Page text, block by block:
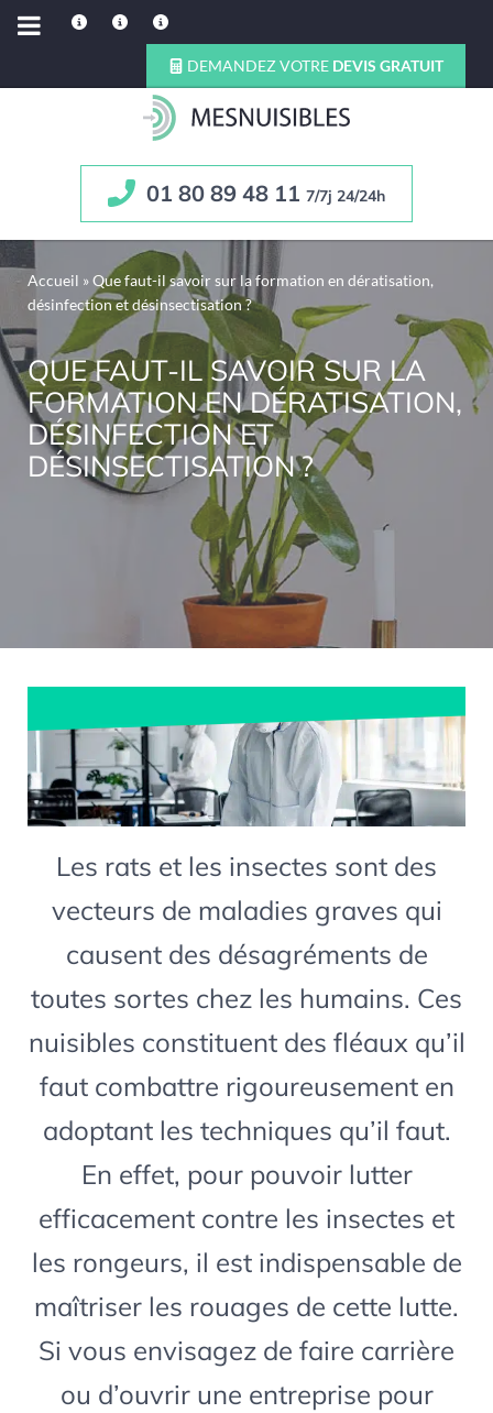
DEMANDEZ VOTRE DEVIS GRATUIT
01 80 89 48 11 7/7j 24/24h
Accueil »Que faut-il savoir sur la formation en dératisation,
désinfection et désinsectisation ?
QUE FAUT-IL SAVOIR SUR LA
FORMATION EN DÉRATISATION,
DÉSINFECTION ET
DÉSINSECTISATION ?
Les rats et les insectes sont des
vecteurs de maladies graves qui
causent des désagréments de
toutes sortes chez les humains. Ces
nuisibles constituent des fléaux qu’il
faut combattre rigoureusement en
adoptant les techniques qu’il faut.
En effet, pour pouvoir lutter
efficacement contre les insectes et
les rongeurs, il est indispensable de
maîtriser les rouages de cette lutte.
Si vous envisagez de faire carrière
ou d’ouvrir une entreprise pour